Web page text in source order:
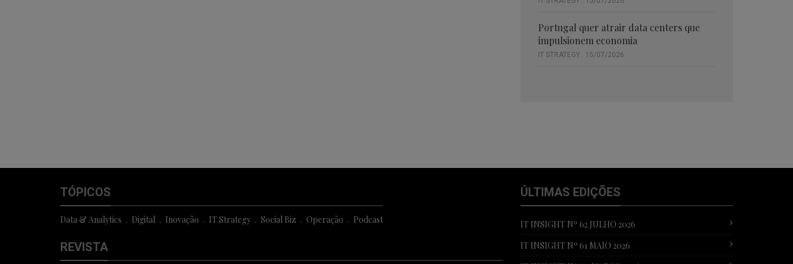
Portugal quer atrair data centers que
impulsionem economia
IT STRATEGY . 15/07/2026
ÚLTIMAS EDIÇÕES
IT INSIGHT Nº 62 JULHO 2026
IT INSIGHT Nº 61 MAIO 2026
TÓPICOS
Data & Analytics Digital Inovação IT Strategy Social Biz Operação Podcast
REVISTA